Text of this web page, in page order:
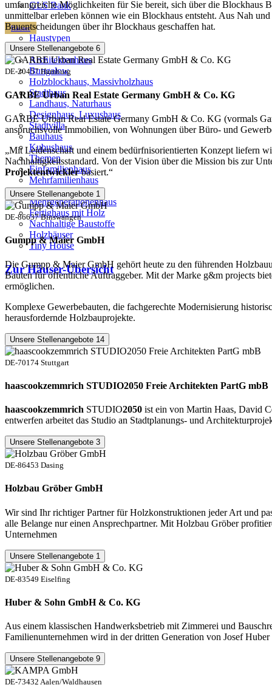
GLS Bank
Häuser
Haustypen
Schwedenhaus
Architektenhaus
Bungalow
Holzblockhaus, Massivholzhaus
Stadthaus
Landhaus, Naturhaus
Designhaus, Luxushaus
Stadtvilla
Bauhaus
Kubushaus
Themen
Einfamilienhaus
Mehrfamilienhaus
Holzhaus bauen
Mehrgenerationenhaus
Fertighaus mit Holz
Nachhaltige Baustoffe
Holzhäuser
Tiny House
Zur Häuser-Übersicht
umfangreiche Möglichkeiten für Sie bereit, sich über die Blockhaus
unmittelbar erleben können wie ein Blockhaus entsteht. Aus Nah
Bauentscheidungen über ihr Blockhaus geschaffen hat.
Unsere Stellenangebote 6
DE-20457 Hamburg
GARBE Urban Real Estate Germany GmbH & Co. KG
GARBE Urban Real Estate Germany GmbH & Co. KG (vormals
anspruchsvolle Immobilien, von Wohnungen über Büro- und
„Mit Leidenschaft und einem bedürfnisorientierten Konzept liefern
Nachhaltigkeitsstandard. Von der Vision über die Mission bis zur
Projektentwicklerbasiert.“
Unsere Stellenangebote 1
DE-86637 Binswangen
Gumpp & Maier GmbH
Die Gumpp & Maier GmbH gehört heute zu den führenden
Bauten für öffentliche Auftraggeber. Mit der Marke g&m projects
ermöglichen.
Komplexe Gewerbebauten, die fachgerechte Modernisierung
herausfordernde Holzbauprojekte.
Unsere Stellenangebote 14
DE-70174 Stuttgart
haascookzemmrich STUDIO2050 Freie Architekten PartG mbB
haascookzemmrich STUDIO2050 ist ein von Martin Haas, David
entwerfen arbeitet das Studio an Stadtplanungs- und
Unsere Stellenangebote 3
DE-86453 Dasing
Holzbau Gröber GmbH
Wir sind Ihr richtiger Partner für Holzkonstruktionen jeder Art und
alle Belange nur einen Ansprechpartner. Mit Holzbau Gröber
Unternehmen
Unsere Stellenangebote 1
DE-83549 Eiselfing
Huber & Sohn GmbH & Co. KG
Aus einem klassischen Handwerksbetrieb mit Zimmerei und
Familienunternehmen wird in der dritten Generation von Josef
Unsere Stellenangebote 9
DE-73432 Aalen/Waldhausen